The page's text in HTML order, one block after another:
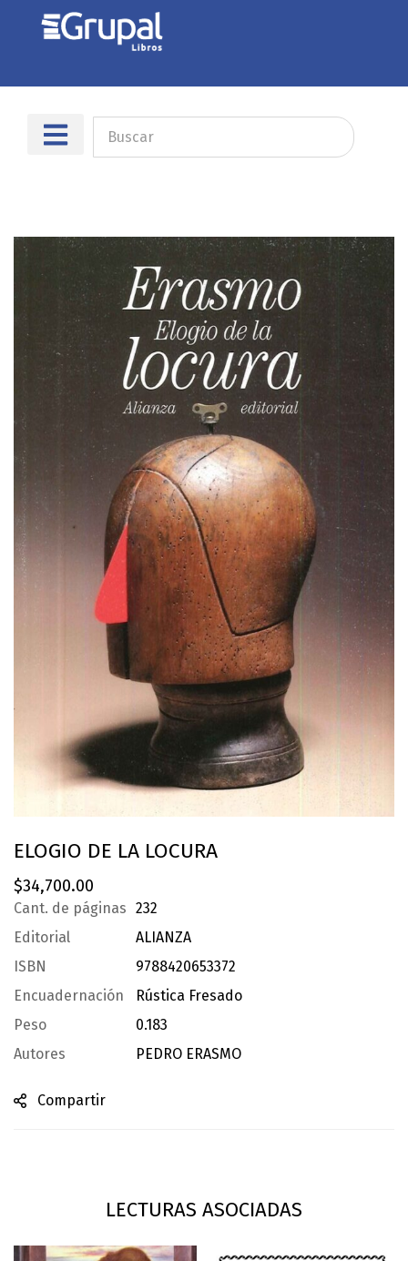
ELOGIO DE LA LOCURA
$34,700.00
Cant. de páginas 232
Editorial
ALIANZA
ISBN
9788420653372
Encuadernación
Rústica Fresado
Peso
0.183
Autores
PEDRO ERASMO
Compartir
LECTURAS ASOCIADAS